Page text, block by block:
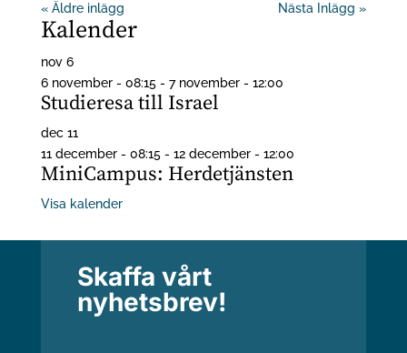
« Äldre inlägg Nästa Inlägg »
Kalender
nov 6
6 november - 08:15- 7 november - 12:00
Studieresa till Israel
dec 11
11 december - 08:15- 12 december - 12:00
MiniCampus: Herdetjänsten
Visa kalender
Skaffa vårt
nyhetsbrev!